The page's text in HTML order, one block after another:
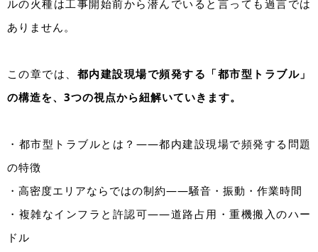
ルの火種は工事開始前から潜んでいると言っても過言では
ありません。
この章では、 都内建設現場で頻発する「都市型トラブル」
の構造を、3つの視点から紐解いていきます。
・都市型トラブルとは？――都内建設現場で頻発する問題
の特徴
・高密度エリアならではの制約――騒音・振動・作業時間
・複雑なインフラと許認可――道路占用・重機搬入のハー
ドル